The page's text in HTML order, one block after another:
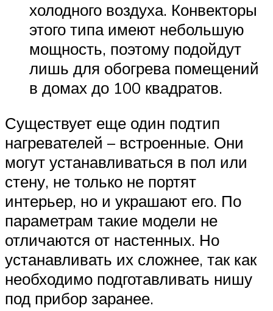
холодного воздуха. Конвекторы
этого типа имеют небольшую
мощность, поэтому подойдут
лишь для обогрева помещений
в домах до 100 квадратов.
Существует еще один подтип
нагревателей – встроенные. Они
могут устанавливаться в пол или
стену, не только не портят
интерьер, но и украшают его. По
параметрам такие модели не
отличаются от настенных. Но
устанавливать их сложнее, так как
необходимо подготавливать нишу
под прибор заранее.